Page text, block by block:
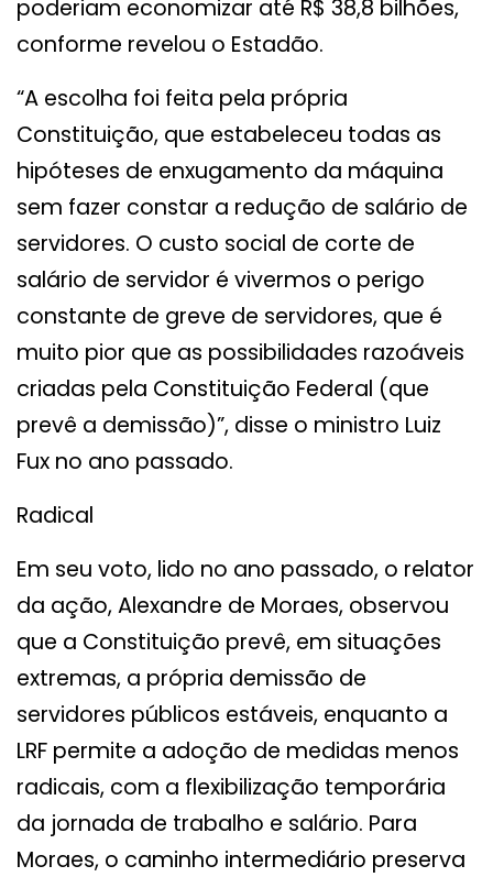
poderiam economizar até R$ 38,8 bilhões,
conforme revelou o Estadão.
“A escolha foi feita pela própria
Constituição, que estabeleceu todas as
hipóteses de enxugamento da máquina
sem fazer constar a redução de salário de
servidores. O custo social de corte de
salário de servidor é vivermos o perigo
constante de greve de servidores, que é
muito pior que as possibilidades razoáveis
criadas pela Constituição Federal (que
prevê a demissão)”, disse o ministro Luiz
Fux no ano passado.
Radical
Em seu voto, lido no ano passado, o relator
da ação, Alexandre de Moraes, observou
que a Constituição prevê, em situações
extremas, a própria demissão de
servidores públicos estáveis, enquanto a
LRF permite a adoção de medidas menos
radicais, com a flexibilização temporária
da jornada de trabalho e salário. Para
Moraes, o caminho intermediário preserva